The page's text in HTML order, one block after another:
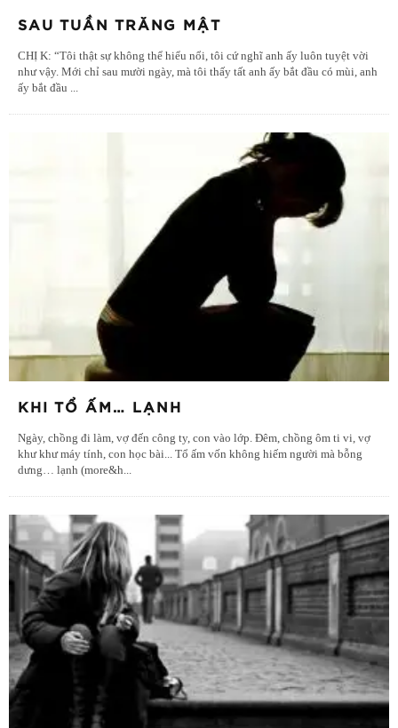
SAU TUẦN TRĂNG MẬT
CHỊ K: “Tôi thật sự không thể hiểu nổi, tôi cứ nghĩ anh ấy luôn tuyệt vời
như vậy. Mới chỉ sau mười ngày, mà tôi thấy tất anh ấy bắt đầu có mùi, anh
ấy bắt đầu
KHI TỔ ẤM… LẠNH
Ngày, chồng đi làm, vợ đến công ty, con vào lớp. Đêm, chồng ôm ti vi, vợ
khư khư máy tính, con học bài... Tổ ấm vốn không hiếm người mà bỗng
dưng… lạnh (more&h